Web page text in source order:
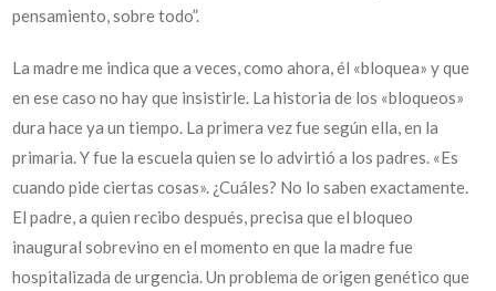
pensamiento, sobre todo”.
La madre me indica que a veces, como ahora, él «bloquea» y que
en ese caso no hay que insistirle. La historia de los «bloqueos»
dura hace ya un tiempo. La primera vez fue según ella, en la
primaria. Y fue la escuela quien se lo advirtió a los padres. «Es
cuando pide ciertas cosas». ¿Cuáles? No lo saben exactamente.
El padre, a quien recibo después, precisa que el bloqueo
inaugural sobrevino en el momento en que la madre fue
hospitalizada de urgencia. Un problema de origen genético que